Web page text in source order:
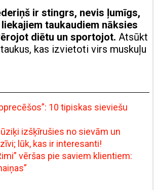
ir stingrs, nevis ļumīgs,
taukaudiem nāksies
diētu un sportojot. Atsūkt
kas izvietoti virs muskuļu
10 tipiskas sieviešu
izšķīrušies no sievām un
lūk, kas ir interesanti!
vēršas pie saviem klientiem: